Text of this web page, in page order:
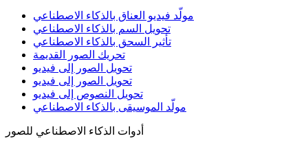
مولّد فيديو العناق بالذكاء الاصطناعي
تحويل السم بالذكاء الاصطناعي
تأثير السحق بالذكاء الاصطناعي
تحريك الصور القديمة
تحويل الصور إلى فيديو
تحويل الصور إلى فيديو
تحويل النصوص إلى فيديو
مولّد الموسيقى بالذكاء الاصطناعي
أدوات الذكاء الاصطناعي للصور